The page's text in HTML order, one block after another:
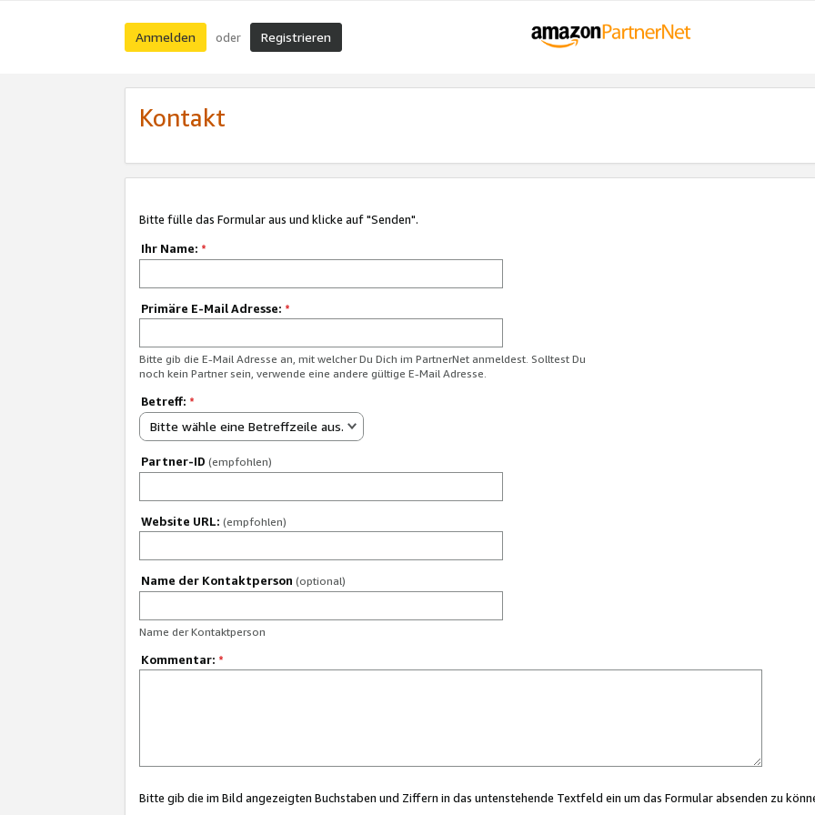
Anmelden oder Registrieren
Kontakt
Bitte fülle das Formular aus und klicke auf "Senden".
Ihr Name: *
Primäre E-Mail Adresse: *
Bitte gib die E-Mail Adresse an, mit welcher Du Dich im PartnerNet anmeldest. Solltest Du
noch kein Partner sein, verwende eine andere gültige E-Mail Adresse.
Betreff: *
Bitte wähle eine Betreffzeile aus.
Partner-ID (empfohlen)
Website URL: (empfohlen)
Name der Kontaktperson (optional)
Name der Kontaktperson
Kommentar: *
Bitte gib die im Bild angezeigten Buchstaben und Ziffern in das untenstehende Textfeld ein um das Formular absenden zu